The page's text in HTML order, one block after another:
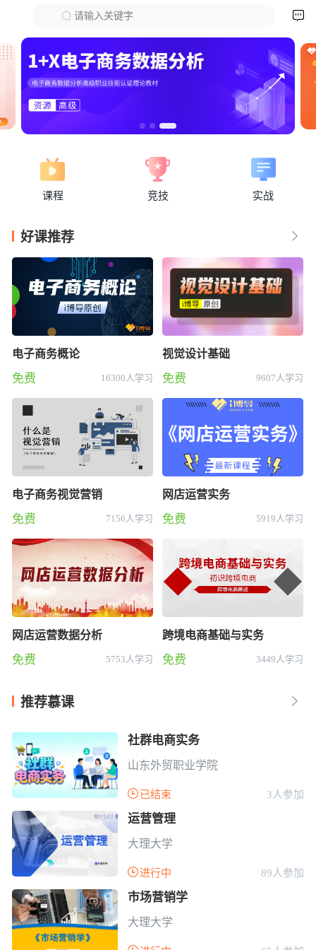
请输入关键字 
课程 竞技 实战
下拉刷新
好课推荐 
电子商务概论
免费 16300人学习
视觉设计基础
免费 9607人学习
电子商务视觉营销
免费 7156人学习
网店运营实务
免费 5919人学习
网店运营数据分析
免费 5753人学习
跨境电商基础与实务
免费 3449人学习
推荐慕课 
社群电商实务
山东外贸职业学院
 已结束 3人参加
运营管理
大理大学
进行中 89人参加
市场营销学
大理大学